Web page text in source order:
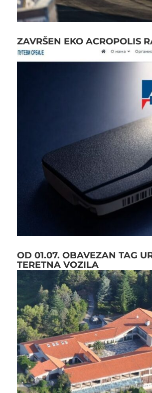
ZAVRŠEN EKO ACROPOLIS
OD 01.07. OBAVEZAN TAG
TERETNA VOZILA